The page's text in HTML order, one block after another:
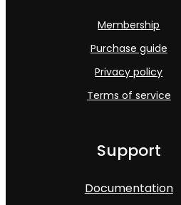
Membership
Purchase guide
Privacy policy
Terms of service
Support
Documentation